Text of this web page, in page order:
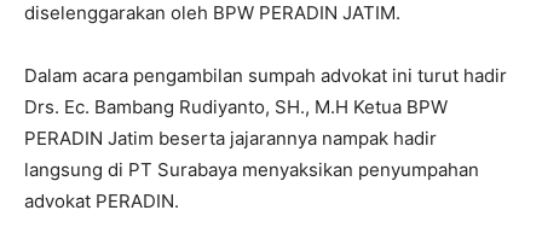
diselenggarakan oleh BPW PERADIN JATIM.
Dalam acara pengambilan sumpah advokat ini turut hadir
Drs. Ec. Bambang Rudiyanto, SH., M.H Ketua BPW
PERADIN Jatim beserta jajarannya nampak hadir
langsung di PT Surabaya menyaksikan penyumpahan
advokat PERADIN.